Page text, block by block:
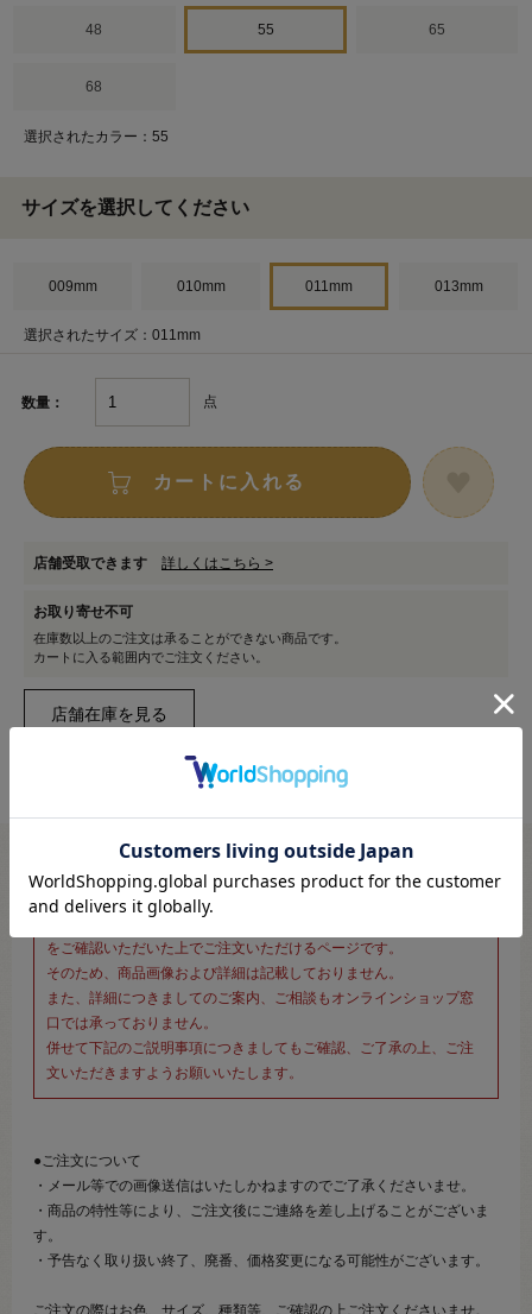
48 55 65
68
選択されたカラー：55
サイズを選択してください
009mm 010mm 011mm 013mm
選択されたサイズ：011mm
数量： 点
カートに入れる
店舗受取できます 詳しくはこちら >
お取り寄せ不可
在庫数以上のご注文は承ることができない商品です。
カートに入る範囲内でご注文ください。
※新宿オカダヤ本店お取り扱い商品のご注文専用ページです※
をご確認いただいた上でご注文いただけるページです。
そのため、商品画像および詳細は記載しておりません。
また、詳細につきましてのご案内、ご相談もオンラインショップ窓
口では承っておりません。
併せて下記のご説明事項につきましてもご確認、ご了承の上、ご注
文いただきますようお願いいたします。
●ご注文について
・メール等での画像送信はいたしかねますのでご了承くださいませ。
・商品の特性等により、ご注文後にご連絡を差し上げることがございま
す。
・予告なく取り扱い終了、廃番、価格変更になる可能性がございます。